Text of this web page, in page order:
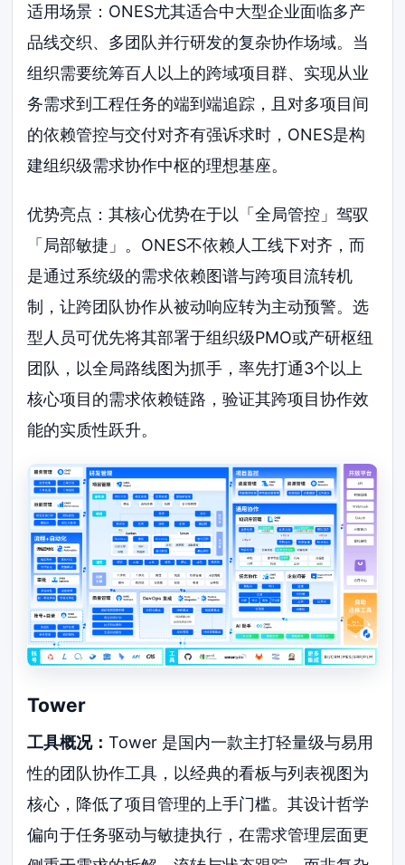
适用场景：ONES尤其适合中大型企业面临多产
品线交织、多团队并行研发的复杂协作场域。当
组织需要统筹百人以上的跨域项目群、实现从业
务需求到工程任务的端到端追踪，且对多项目间
的依赖管控与交付对齐有强诉求时，ONES是构
建组织级需求协作中枢的理想基座。
优势亮点：其核心优势在于以「全局管控」驾驭
「局部敏捷」。ONES不依赖人工线下对齐，而
是通过系统级的需求依赖图谱与跨项目流转机
制，让跨团队协作从被动响应转为主动预警。选
型人员可优先将其部署于组织级PMO或产研枢纽
团队，以全局路线图为抓手，率先打通3个以上
核心项目的需求依赖链路，验证其跨项目协作效
能的实质性跃升。
Tower
工具概况：Tower 是国内一款主打轻量级与易用
性的团队协作工具，以经典的看板与列表视图为
核心，降低了项目管理的上手门槛。其设计哲学
偏向于任务驱动与敏捷执行，在需求管理层面更